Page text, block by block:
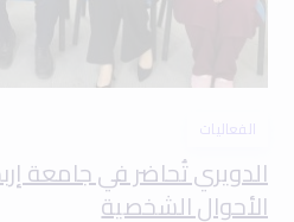
الفعاليات
الدويري تُحاضر في جامعة
الأحوال الشخصية